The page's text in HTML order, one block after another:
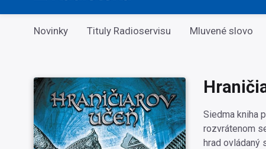
Kategorie
Novinky Tituly Radioservisu Mluvené slovo
Siedma kniha
rozvrátenom
hrad ovládaný